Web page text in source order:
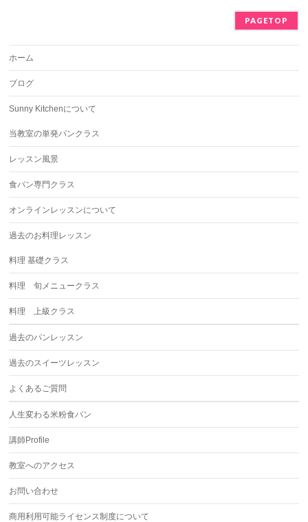
PAGETOP
ホーム
ブログ
Sunny Kitchenについて
当教室の単発パンクラス
レッスン風景
食パン専門クラス
オンラインレッスンについて
過去のお料理レッスン
料理 基礎クラス
料理 旬メニュークラス
料理 上級クラス
過去のパンレッスン
過去のスイーツレッスン
よくあるご質問
人生変わる米粉食パン
講師Profile
教室へのアクセス
お問い合わせ
商用利用可能ライセンス制度について